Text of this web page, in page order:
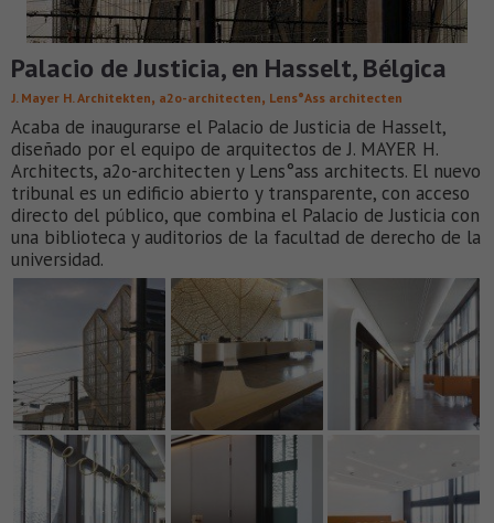
Palacio de Justicia, en Hasselt, Bélgica
J. Mayer H. Architekten, a2o-architecten, Lens°Ass architecten
Acaba de inaugurarse el Palacio de Justicia de Hasselt,
diseñado por el equipo de arquitectos de J. MAYER H.
Architects, a2o-architecten y Lens°ass architects. El nuevo
tribunal es un edificio abierto y transparente, con acceso
directo del público, que combina el Palacio de Justicia con
una biblioteca y auditorios de la facultad de derecho de la
universidad.